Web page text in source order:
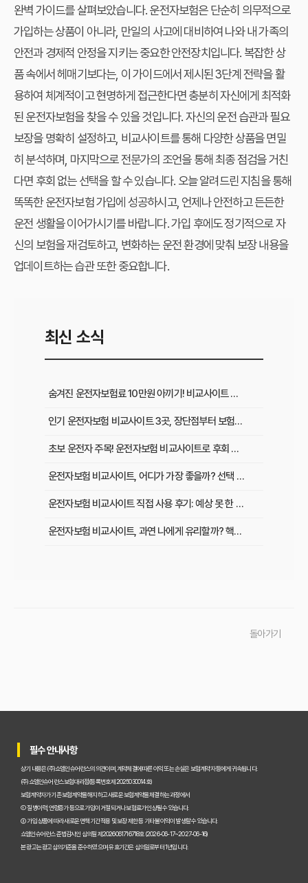
완벽 가이드를 살펴보았습니다. 운전자보험은 단순히 의무적으로
가입하는 상품이 아니라, 만일의 사고에 대비하여 나와 내 가족의
안전과 경제적 안정을 지키는 중요한 안전장치입니다. 복잡한 상
품 속에서 헤매기보다는, 이 가이드에서 제시된 3단계 전략을 활
용하여 체계적이고 현명하게 접근한다면 충분히 자신에게 최적화
된 운전자보험을 찾을 수 있을 것입니다. 자신의 운전 습관과 필요
보장을 명확히 설정하고, 비교사이트를 통해 다양한 상품을 면밀
히 분석하며, 마지막으로 전문가의 조언을 통해 최종 점검을 거친
다면 후회 없는 선택을 할 수 있습니다. 오늘 알려드린 지침을 통해
똑똑한 운전자보험 가입에 성공하시고, 언제나 안전하고 든든한
운전 생활을 이어가시기를 바랍니다. 가입 후에도 정기적으로 자
신의 보험을 재검토하고, 변화하는 운전 환경에 맞춰 보장 내용을
업데이트하는 습관 또한 중요합니다.
최신 소식
숨겨진 운전자보험료 10만원 아끼기! 비교사이트 활용법 이것부터 확인
인기 운전자보험 비교사이트 3곳, 장단점부터 보험료 차이까지 한눈에 비교
초보 운전자 주목! 운전자보험 비교사이트로 후회 없이 가입하는 핵심 꿀팁
운전자보험 비교사이트, 어디가 가장 좋을까? 선택 기준 완벽 분석
운전자보험 비교사이트 직접 사용 후기: 예상 못 한 단점과 알짜배기 혜택
운전자보험 비교사이트, 과연 나에게 유리할까? 핵심 정보 총정리
돌아가기
필수 안내사항
상기 내용은 (주)쇼엠인슈어런스의 의견이며, 계약체결에 따른 이익 또는 손실은 보험계약자 등에게 귀속됩니다.
(주)쇼엠인슈어런스 보험대리점(등록번호 제2025030014호)
보험계약자가 기존 보험계약을 해지하고 새로운 보험계약을 체결하는 과정에서
① 질병이력, 연령증가 등으로 가입이 거절되거나 보험료가 인상될 수 있습니다.
② 가입 상품에 따라 새로운 면책기간 적용 및 보장 제한 등 기타 불이익이 발생할 수 있습니다.
쇼엠인슈어런스 준법감시인 심의필 제2026061716718호 (2026-06-17~2027-06-16)
본 광고는 광고심의기준을 준수하였으며, 유효기간은 심의일로부터 1년입니다.